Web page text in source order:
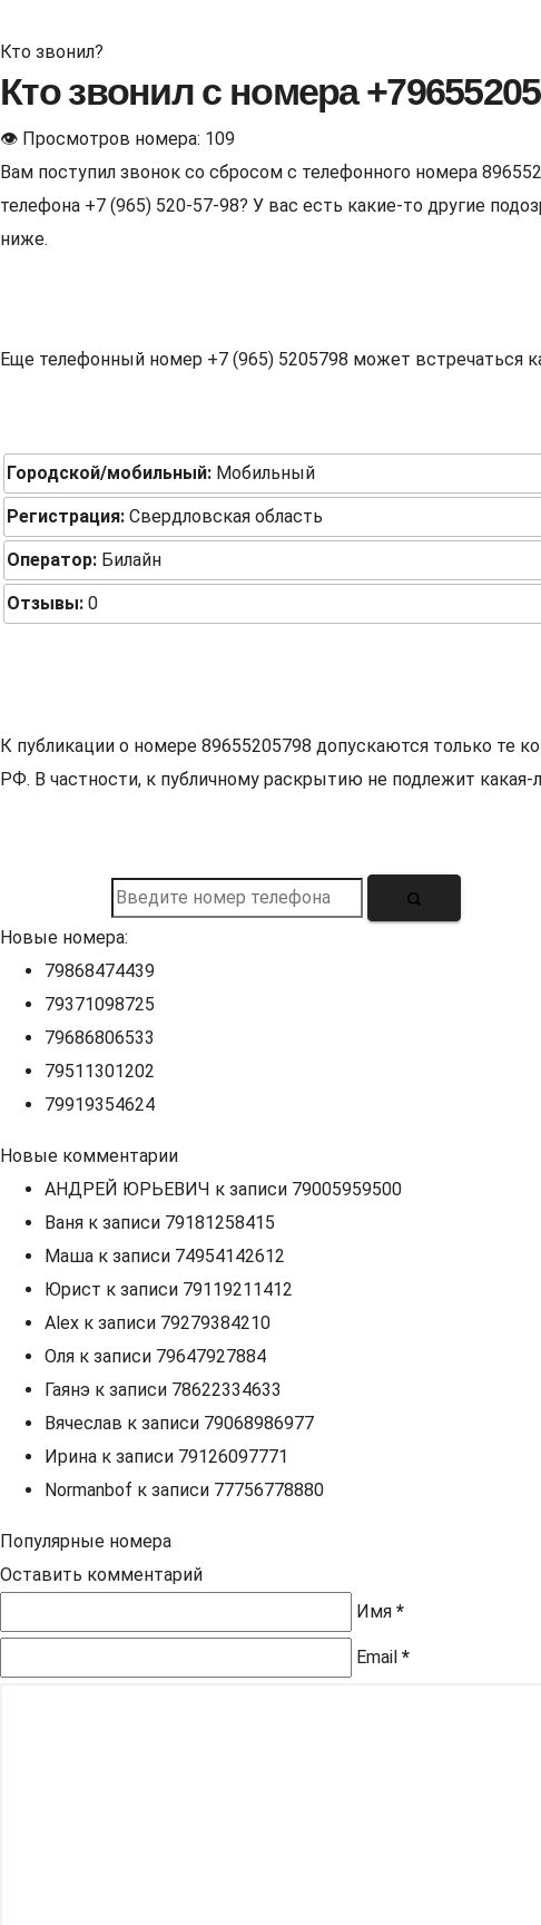
Кто звонил?
Кто звонил с номера
👁 Просмотров номера: 109
Вам поступил звонок со сбросом с телефонного номера
телефона +7 (965) 520-57-98? У вас есть какие-то другие
ниже.
Еще телефонный номер +7 (965) 5205798 может встречаться
Городской/мобильный: Мобильный
Регистрация: Свердловская область
Оператор: Билайн
Отзывы: 0
К публикации о номере 89655205798 допускаются только те
РФ. В частности, к публичному раскрытию не подлежит
Новые номера:
79868474439
79371098725
79686806533
79511301202
79919354624
Новые комментарии
АНДРЕЙ ЮРЬЕВИЧ к записи 79005959500
Ваня к записи 79181258415
Маша к записи 74954142612
Юрист к записи 79119211412
Alex к записи 79279384210
Оля к записи 79647927884
Гаянэ к записи 78622334633
Вячеслав к записи 79068986977
Ирина к записи 79126097771
Normanbof к записи 77756778880
Популярные номера
Оставить комментарий
Имя *
Email *